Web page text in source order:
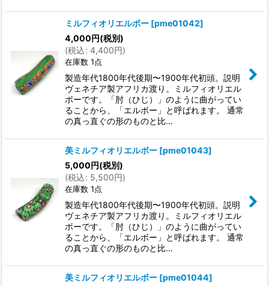
ミルフィオリエルボー [pme01042]
4,000円(税別)
(税込: 4,400円)
在庫数 1点
製造年代1800年代後期〜1900年代初頭。説明
ヴェネチア製アフリカ渡り。ミルフィオリエル
ボーです。「肘（ひじ）」のように曲がってい
ることから、「エルボー」と呼ばれます。 通常
の真っ直ぐの形のものと比…
美ミルフィオリエルボー [pme01043]
5,000円(税別)
(税込: 5,500円)
在庫数 1点
製造年代1800年代後期〜1900年代初頭。説明
ヴェネチア製アフリカ渡り。ミルフィオリエル
ボーです。「肘（ひじ）」のように曲がってい
ることから、「エルボー」と呼ばれます。 通常
の真っ直ぐの形のものと比…
美ミルフィオリエルボー [pme01044]